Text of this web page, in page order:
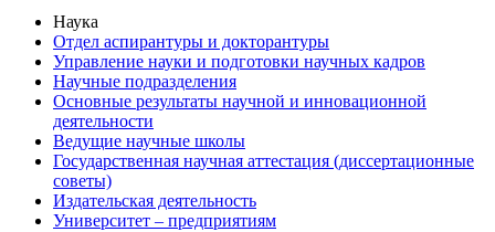
Наука
Отдел аспирантуры и докторантуры
Управление науки и подготовки научных кадров
Научные подразделения
Основные результаты научной и инновационной
деятельности
Ведущие научные школы
Государственная научная аттестация (диссертационные
советы)
Издательская деятельность
Университет – предприятиям